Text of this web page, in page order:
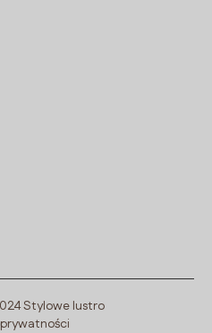
Stylowe lustro